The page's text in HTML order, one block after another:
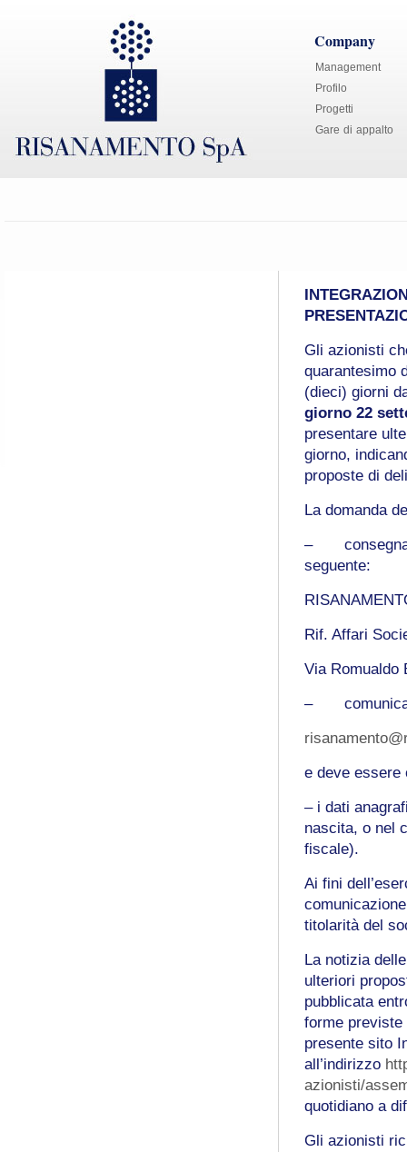
Company
Management
Profilo
Progetti
Gare di appalto
Gli azionisti
quarantesimo
(dieci) giorni
giorno 22
presentare
giorno,
proposte di
La domanda
– consegna,
seguente:
Rif. Affari
Via Romualdo
–
e deve essere
– i dati
nascita, o nel
fiscale).
Ai fini
titolarità del
La notizia
ulteriori
pubblicata
forme previste
presente sito
all’indirizzo
azionisti/
quotidiano a
Gli azionisti